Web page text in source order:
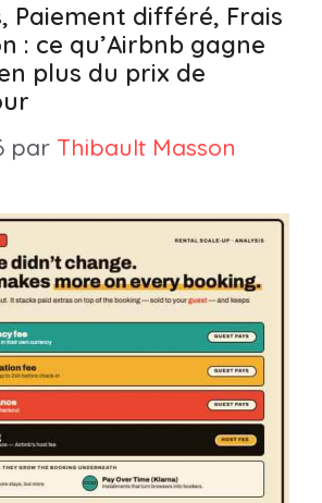
Paiement différé, Frais
: ce qu’Airbnb gagne
plus du prix de
par Thibault Masson